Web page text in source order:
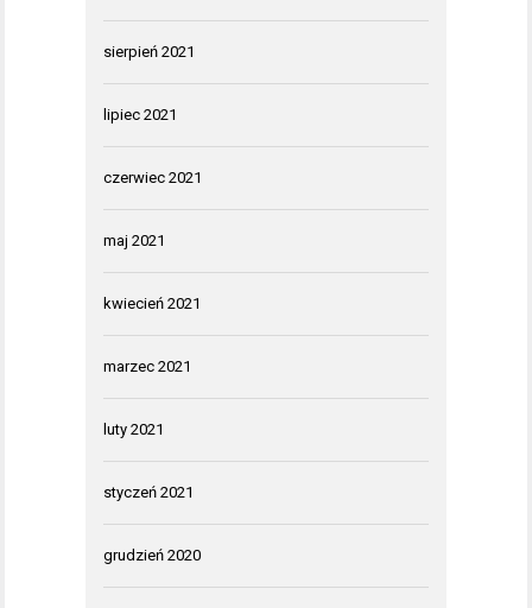
sierpień 2021
lipiec 2021
czerwiec 2021
maj 2021
kwiecień 2021
marzec 2021
luty 2021
styczeń 2021
grudzień 2020